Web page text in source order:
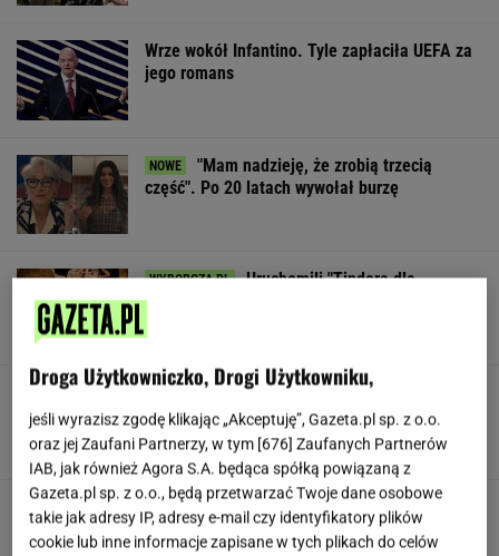
Wrze wokół Infantino. Tyle zapłaciła UEFA za
jego romans
"Mam nadzieję, że zrobią trzecią
część". Po 20 latach wywołał burzę
Uruchomili "Tindera dla
medyków". Szybko zgłosili się też adwokaci
To najdłuższe jezioro w Polsce. Ma aż 16 wysp
Gawryluk reaguje na krytykę po debacie u
Nawrockiego. Co na to Polsat?
Droga Użytkowniczko, Drogi Użytkowniku,
jeśli wyrazisz zgodę klikając „Akceptuję”, Gazeta.pl sp. z o.o.
oraz jej Zaufani Partnerzy, w tym [676] Zaufanych Partnerów
IAB, jak również Agora S.A. będąca spółką powiązaną z
Gazeta.pl sp. z o.o., będą przetwarzać Twoje dane osobowe
takie jak adresy IP, adresy e-mail czy identyfikatory plików
cookie lub inne informacje zapisane w tych plikach do celów